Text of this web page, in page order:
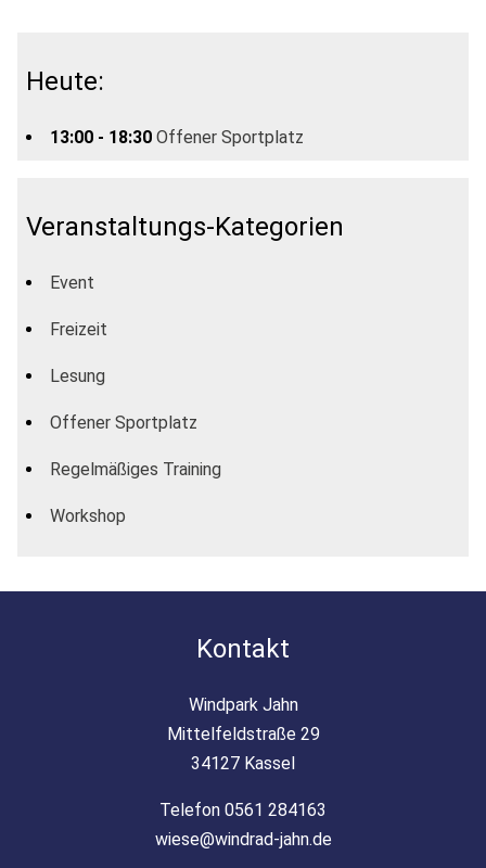
Heute:
13:00 - 18:30 Offener Sportplatz
Veranstaltungs-Kategorien
Event
Freizeit
Lesung
Offener Sportplatz
Regelmäßiges Training
Workshop
Kontakt
Windpark Jahn
Mittelfeldstraße 29
34127 Kassel
Telefon 0561 284163
wiese@windrad-jahn.de